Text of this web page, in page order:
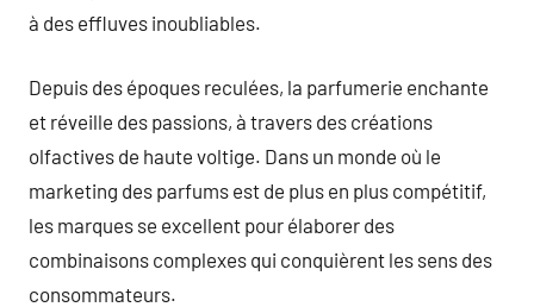
à des effluves inoubliables.
Depuis des époques reculées, la parfumerie enchante
et réveille des passions, à travers des créations
olfactives de haute voltige. Dans un monde où le
marketing des parfums est de plus en plus compétitif,
les marques se excellent pour élaborer des
combinaisons complexes qui conquièrent les sens des
consommateurs.